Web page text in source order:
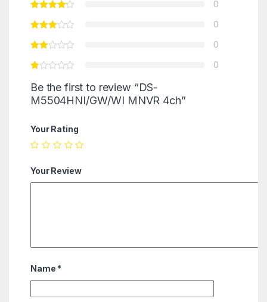
0
0
0
0
Be the first to review “DS-
M5504HNI/GW/WI MNVR 4ch”
Your Rating
Your Review
Name *